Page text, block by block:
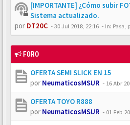
[IMPORTANTE] ¿Cómo subir
Sistema actualizado.
por DT20C -30 Jul 2018, 22:16 - In: Pasa,
FORO
OFERTA SEMI SLICK EN 15
por NeumaticosMSUR - 16 Abr
OFERTA TOYO R888
por NeumaticosMSUR - 01 Feb